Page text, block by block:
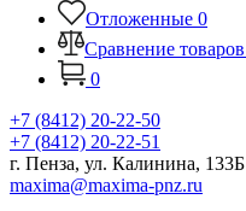
Отложенные 0
Сравнение товаров
0
+7 (8412) 20-22-50
+7 (8412) 20-22-51
г. Пенза, ул. Калинина, 133Б
maxima@maxima-pnz.ru